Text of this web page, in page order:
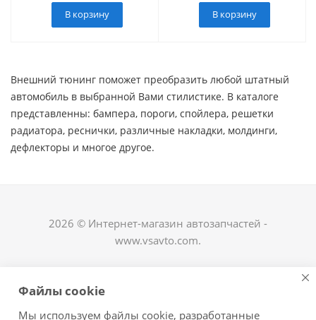
В корзину В корзину
Внешний тюнинг поможет преобразить любой штатный
автомобиль в выбранной Вами стилистике. В каталоге
представленны: бампера, пороги, спойлера, решетки
радиатора, реснички, различные накладки, молдинги,
дефлекторы и многое другое. ​
2026 © Интернет-магазин автозапчастей -
www.vsavto.com.
+7 (8482) 622-122 avtovs@yandex.ru
Файлы cookie
Мы используем файлы cookie, разработанные